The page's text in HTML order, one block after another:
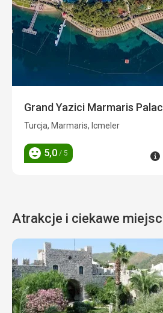
Grand Yazici Marmaris
Turcja, Marmaris, Icmeler
Ocena
5,0 / 5
Atrakcje i ciekawe
Port
w
Marmaris